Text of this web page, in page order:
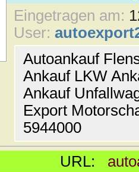
Eingetragen am:
User:
Autoankauf
Ankauf LKW
Ankauf
Export
5944000
URL: